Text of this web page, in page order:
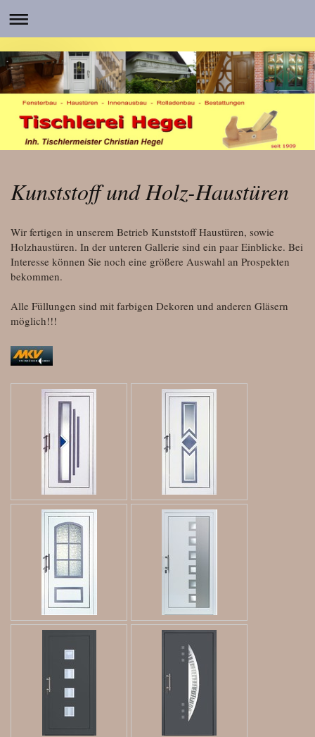
Kunststoff und Holz-Haustüren
Wir fertigen in unserem Betrieb Kunststoff Haustüren, sowie
Holzhaustüren. In der unteren Gallerie sind ein paar Einblicke. Bei
Interesse können Sie noch eine größere Auswahl an Prospekten
bekommen.
Alle Füllungen sind mit farbigen Dekoren und anderen Gläsern
möglich!!!